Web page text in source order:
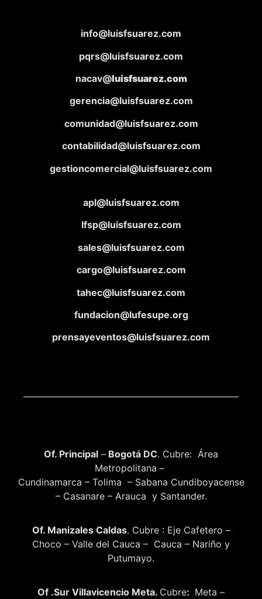
info@luisfsuarez.com
pqrs@luisfsuarez.com
nacav@luisfsuarez.com
gerencia@luisfsuarez.com
comunidad@luisfsuarez.com
contabilidad@luisfsuarez.com
gestioncomercial@luisfsuarez.com
apl@luisfsuarez.com
lfsp@luisfsuarez.com
sales@luisfsuarez.com
cargo@luisfsuarez.com
tahec@luisfsuarez.com
fundacion@lufesupe.org
prensayeventos@luisfsuarez.com
Of. Principal – Bogotá DC. Cubre: Área
Metropolitana –
Cundinamarca – Tolima – Sabana Cundiboyacense
– Casanare – Arauca y Santander.
Of. Manizales Caldas. Cubre : Eje Cafetero –
Choco – Valle del Cauca – Cauca – Nariño y
Putumayo.
Of .Sur Villavicencio Meta. Cubre: Meta –